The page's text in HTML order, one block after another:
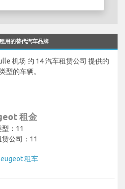
用的替代汽车品牌
机场 的 14 汽车租赁公司 提供的
型的车辆。
租金
：11
公司：11
租车